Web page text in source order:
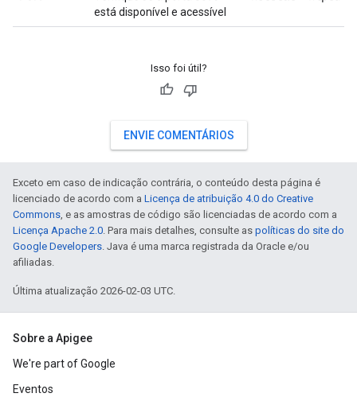
está disponível e acessível
Isso foi útil?
ENVIE COMENTÁRIOS
Exceto em caso de indicação contrária, o conteúdo desta página é
licenciado de acordo com a Licença de atribuição 4.0 do Creative
Commons, e as amostras de código são licenciadas de acordo com a
Licença Apache 2.0. Para mais detalhes, consulte as políticas do site do
Google Developers. Java é uma marca registrada da Oracle e/ou
afiliadas.
Última atualização 2026-02-03 UTC.
Sobre a Apigee
We're part of Google
Eventos